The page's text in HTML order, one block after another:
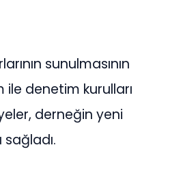
sunulmasının
denetim kurulları
derneğin yeni